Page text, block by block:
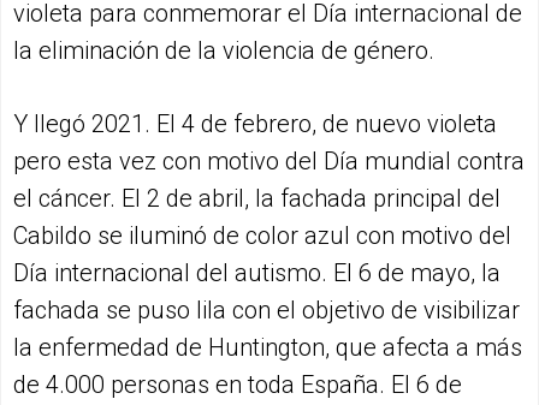
violeta para conmemorar el Día internacional de
la eliminación de la violencia de género.
Y llegó 2021. El 4 de febrero, de nuevo violeta
pero esta vez con motivo del Día mundial contra
el cáncer. El 2 de abril, la fachada principal del
Cabildo se iluminó de color azul con motivo del
Día internacional del autismo. El 6 de mayo, la
fachada se puso lila con el objetivo de visibilizar
la enfermedad de Huntington, que afecta a más
de 4.000 personas en toda España. El 6 de